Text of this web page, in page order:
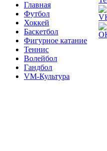
Главная
Футбол
Хоккей
Баскетбол
Фигурное катание
Теннис
Волейбол
Гандбол
VM-Культура